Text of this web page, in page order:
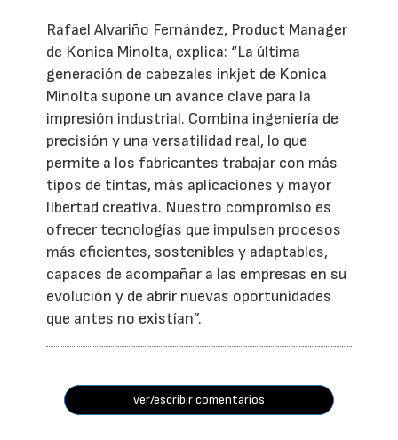
Rafael Alvariño Fernández, Product Manager
de Konica Minolta, explica: “La última
generación de cabezales inkjet de Konica
Minolta supone un avance clave para la
impresión industrial. Combina ingeniería de
precisión y una versatilidad real, lo que
permite a los fabricantes trabajar con más
tipos de tintas, más aplicaciones y mayor
libertad creativa. Nuestro compromiso es
ofrecer tecnologías que impulsen procesos
más eficientes, sostenibles y adaptables,
capaces de acompañar a las empresas en su
evolución y de abrir nuevas oportunidades
que antes no existían”.
ver/escribir comentarios